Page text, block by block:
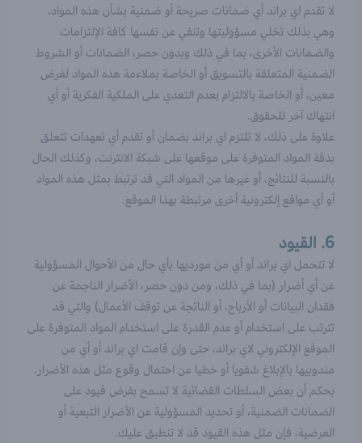
لا تقدم اي براند أي ضمانات صريحة أو ضمنية بشأن هذه المواد،
وهي بذلك تخلي مسؤوليتها وتنفي عن نفسها كافة الإلتزامات
والضمانات الأخرى، بما في ذلك وبدون حصر، الضمانات أو الشروط
الضمنية المتعلقة بالتسويق أو الخاصة بملاءمة هذه المواد لغرض
معين، أو الخاصة بالالتزام بعدم التعدي على الملكية الفكرية أو أي
انتهاك آخر للحقوق.
علاوة على ذلك، لا تلتزم اي براند بضمان أو تقدم أي تعهدات تتعلق
بدقة المواد المتوفرة على موقعها على شبكة الانترنت، وكذلك الحال
بالنسبة للنتائج، أو غيرها من المواد التي قد ترتبط بمثل هذه المواد
أو أي مواقع إلكترونية أخرى مرتبطة بهذا الموقع.
6. القيود
لا تتحمل اي براند أو أي من مورديها بأي حال من الأحوال المسؤولية
عن أي أضرار (بما في ذلك، ومن دون حصر، الأضرار الناجمة عن
فقدان البيانات أو الأرباح، أو الناتجة عن توقف الأعمال) والتي قد
تترتب على استخدام أو عدم القدرة على استخدام المواد المتوفرة على
الموقع الإلكتروني لاي براند، حتى وإن قامت اي براند أو أي من
مندوبيها بالإبلاغ شفويا أو خطيا عن احتمال وقوع مثل هذه الأضرار.
بحكم أن بعض السلطات القضائية لا تسمح بفرض قيود على
الضمانات الضمنية، أو تحديد المسؤولية عن الأضرار التبعية أو
العرضية، فإن مثل هذه القيود قد لا تنطبق عليك.